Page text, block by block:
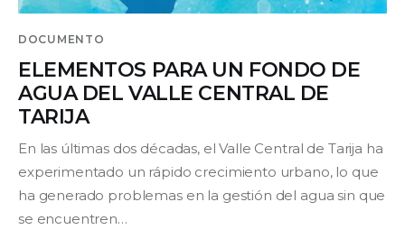
Documentos
Contacto
DOCUMENTO
ELEMENTOS PARA UN FONDO DE
AGUA DEL VALLE CENTRAL DE
TARIJA
En las últimas dos décadas, el Valle Central de Tarija ha
experimentado un rápido crecimiento urbano, lo que
ha generado problemas en la gestión del agua sin que
se encuentren…